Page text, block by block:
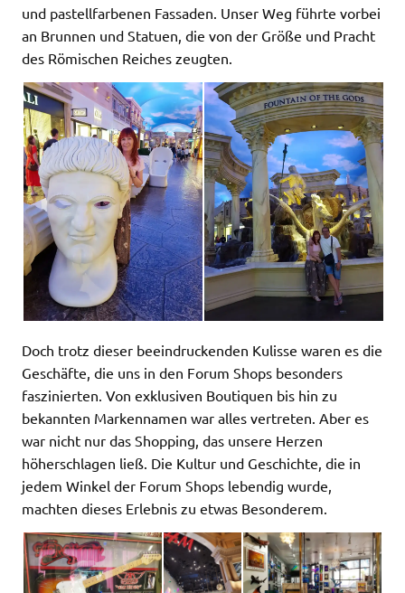
und pastellfarbenen Fassaden. Unser Weg führte vorbei
an Brunnen und Statuen, die von der Größe und Pracht
des Römischen Reiches zeugten.
Doch trotz dieser beeindruckenden Kulisse waren es die
Geschäfte, die uns in den Forum Shops besonders
faszinierten. Von exklusiven Boutiquen bis hin zu
bekannten Markennamen war alles vertreten. Aber es
war nicht nur das Shopping, das unsere Herzen
höherschlagen ließ. Die Kultur und Geschichte, die in
jedem Winkel der Forum Shops lebendig wurde,
machten dieses Erlebnis zu etwas Besonderem.